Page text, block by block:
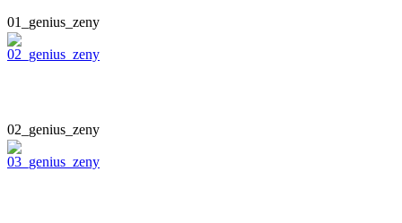
01_genius_zeny
02_genius_zeny